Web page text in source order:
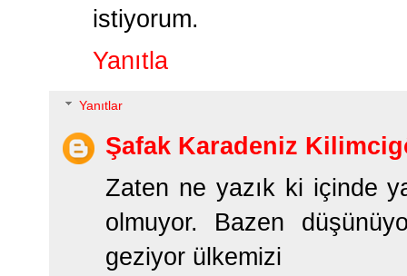
istiyorum.
Yanıtla
Yanıtlar
Şafak Karadeniz
Zaten ne yazık ki içinde
olmuyor. Bazen
geziyor ülkemizi